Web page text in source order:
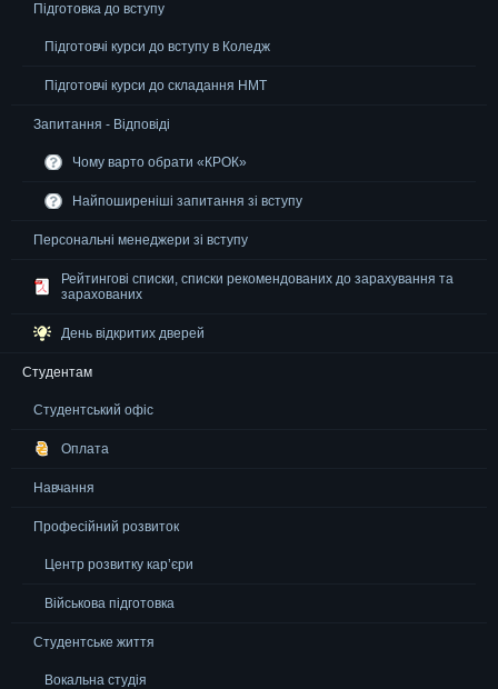
Підготовка до вступу
Підготовчі курси до вступу в Коледж
Підготовчі курси до складання НМТ
Запитання - Відповіді
Чому варто обрати «КРОК»
Найпоширеніші запитання зі вступу
Персональні менеджери зі вступу
Рейтингові списки, списки рекомендованих до зарахування та
зарахованих
День відкритих дверей
Студентам
Студентський офіс
Оплата
Навчання
Професійний розвиток
Центр розвитку кар’єри
Військова підготовка
Студентське життя
Вокальна студія